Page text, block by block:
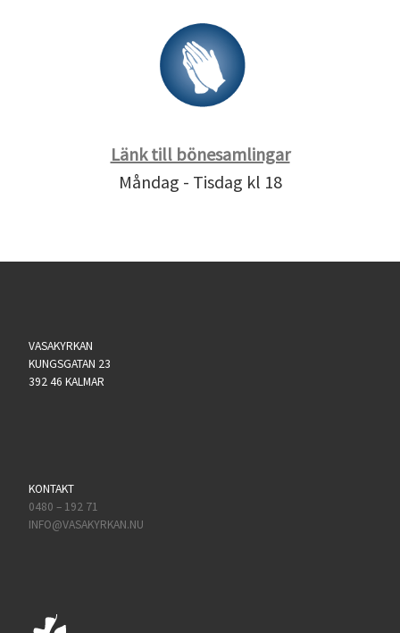
Länk till bönesamlingar
Måndag - Tisdag kl 18
VASAKYRKAN
KUNGSGATAN 23
392 46 KALMAR
KONTAKT
0480 – 192 71
INFO@VASAKYRKAN.NU